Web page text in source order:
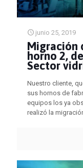
junio 25, 2019
Migración
horno 2,
Sector
Nuestro cliente,
sus hornos de
equipos los ya
realizó la